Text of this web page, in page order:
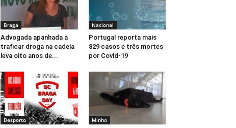
Braga
Advogada apanhada a
traficar droga na cadeia
leva oito anos de...
Nacional
Portugal reporta mais
829 casos e três mortes
por Covid-19
Desporto Minho